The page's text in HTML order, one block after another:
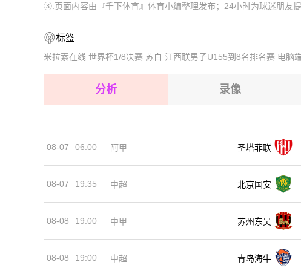
2026-08-15 【球会友谊】 德累斯顿VS卡塞尔黑森
2026-08-15 【球会友谊】 德累斯顿VS卡塞尔黑森
2026-08-14 【球会友谊】 德累斯顿VS卡塞尔黑森
2026-08-15 【球会友谊】 德累斯顿VS卡塞尔黑森
2026-08-15 【球会友谊】 德累斯顿VS卡塞尔黑森
2026-08-15 【球会友谊】 德累斯顿VS卡塞尔黑森
2026-08-15 【球会友谊】 德累斯顿VS卡塞尔黑森
2026-08-14 【球会友谊】 德累斯顿VS卡塞尔黑森
③.页面内容由『千下体育』体育小编整理发布；24小时为球迷朋友
标签
米拉索在线 世界杯1/8决赛 苏白 江西联男子U155到8名排名赛 电脑
分析 录像
08-07 06:00 阿甲 圣塔菲联
08-07 19:35 中超 北京国安
08-08 19:00 中甲 苏州东吴
08-08 19:00 中超 青岛海牛